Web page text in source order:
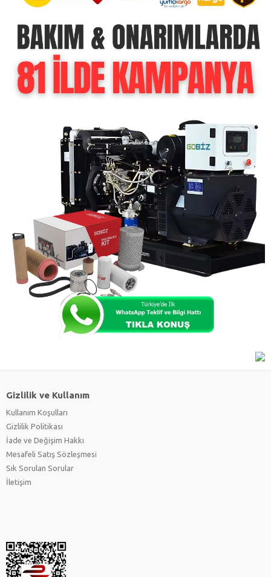
Gizlilik ve Kullanım
Kullanım Koşulları
Gizlilik Politikası
İade ve Değişim Hakkı
Mesafeli Satış Sözleşmesi
Sık Sorulan Sorular
İletişim